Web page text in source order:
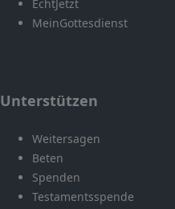
EchtJetzt
MeinGottesdienst
Unterstützen
Weitersagen
Beten
Spenden
Testamentsspende